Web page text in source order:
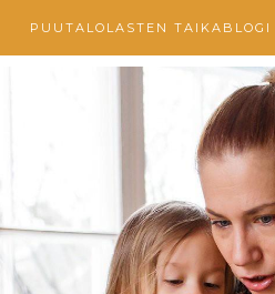
PUUTALOLASTEN TAIKABLOGI